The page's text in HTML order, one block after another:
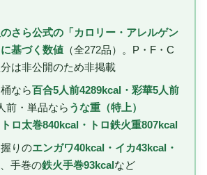
さら公式の「カロリー・アレルゲン
基づく数値 （全272品）。P・F・C
は非公開のため非掲載
なら百合5人前4289kcal・彩華5人前
前・単品なら うな重（特上）
ロ太巻840kcal・トロ鉄火重807kcal
りのエンガワ40kcal・イカ43kcal・
、手巻の鉄火手巻93kcal など